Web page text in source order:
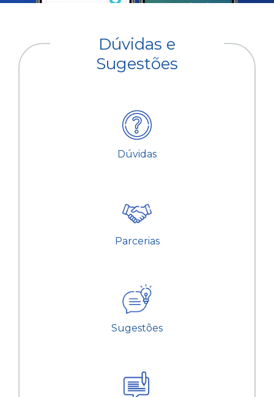
Dúvidas e
Sugestões
Dúvidas
Parcerias
Sugestões